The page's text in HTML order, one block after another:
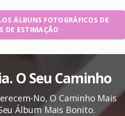
ÁLBUNS FOTOGRÁFICOS DE
DE ESTIMAÇÃO
O Seu Caminho
No, O Caminho Mais
Álbum Mais Bonito.